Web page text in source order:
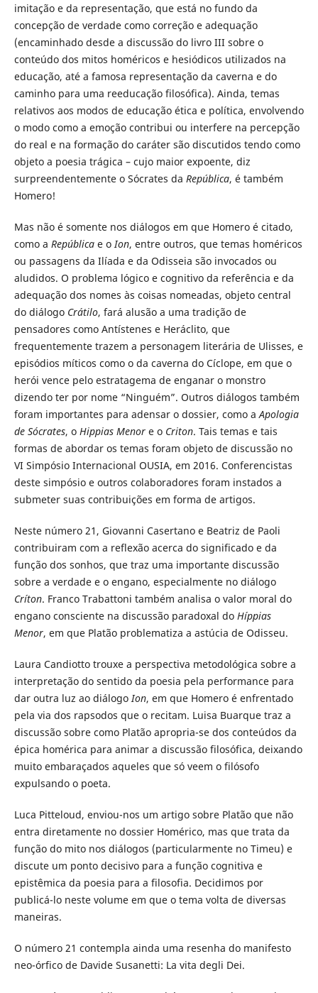
imitação e da representação, que está no fundo da
concepção de verdade como correção e adequação
(encaminhado desde a discussão do livro III sobre o
conteúdo dos mitos homéricos e hesiódicos utilizados na
educação, até a famosa representação da caverna e do
caminho para uma reeducação filosófica). Ainda, temas
relativos aos modos de educação ética e política, envolvendo
o modo como a emoção contribui ou interfere na percepção
do real e na formação do caráter são discutidos tendo como
objeto a poesia trágica – cujo maior expoente, diz
surpreendentemente o Sócrates da República, é também
Homero!
Mas não é somente nos diálogos em que Homero é citado,
como a República e oIon, entre outros, que temas homéricos
ou passagens da Ilíada e da Odisseia são invocados ou
aludidos. O problema lógico e cognitivo da referência e da
adequação dos nomes às coisas nomeadas, objeto central
do diálogo Crátilo, fará alusão a uma tradição de
pensadores como Antístenes e Heráclito, que
frequentemente trazem a personagem literária de Ulisses, e
episódios míticos como o da caverna do Cíclope, em que o
herói vence pelo estratagema de enganar o monstro
dizendo ter por nome “Ninguém”. Outros diálogos também
foram importantes para adensar o dossier, como aApologia
de Sócrates, oHippias Menore o Criton. Tais temas e tais
formas de abordar os temas foram objeto de discussão no
VI Simpósio Internacional OUSIA, em 2016. Conferencistas
deste simpósio e outros colaboradores foram instados a
submeter suas contribuições em forma de artigos.
Neste número 21, Giovanni Casertano e Beatriz de Paoli
contribuiram com a reflexão acerca do significado e da
função dos sonhos, que traz uma importante discussão
sobre a verdade e o engano, especialmente no diálogo
Críton. Franco Trabattoni também analisa o valor moral do
engano consciente na discussão paradoxal do Híppias
Menor, em que Platão problematiza a astúcia de Odisseu.
Laura Candiotto trouxe a perspectiva metodológica sobre a
interpretação do sentido da poesia pela performance para
dar outra luz ao diálogoIon, em que Homero é enfrentado
pela via dos rapsodos que o recitam. Luisa Buarque traz a
discussão sobre como Platão apropria-se dos conteúdos da
épica homérica para animar a discussão filosófica, deixando
muito embaraçados aqueles que só veem o filósofo
expulsando o poeta.
Luca Pitteloud, enviou-nos um artigo sobre Platão que não
entra diretamente no dossier Homérico, mas que trata da
função do mito nos diálogos (particularmente no Timeu) e
discute um ponto decisivo para a função cognitiva e
epistêmica da poesia para a filosofia. Decidimos por
publicá-lo neste volume em que o tema volta de diversas
maneiras.
O número 21 contempla ainda uma resenha do manifesto
neo-órfico de Davide Susanetti: La vita degli Dei.